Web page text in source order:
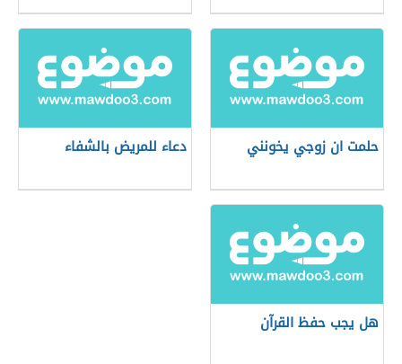
حلمت ان زوجي يخونني دعاء للمريض بالشفاء
هل يجب حفظ القرآن